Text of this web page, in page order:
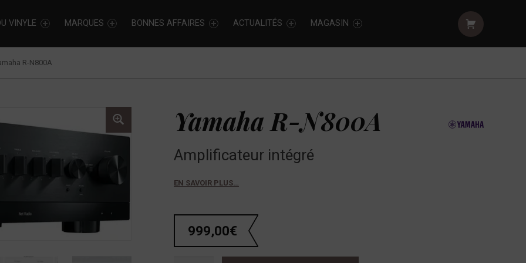
VINYLE MARQUES BONNES AFFAIRES ACTUALITÉS MAGASIN
R-N800A
Yamaha R-N800A
Amplificateur intégré
EN SAVOIR PLUS…
999,00€